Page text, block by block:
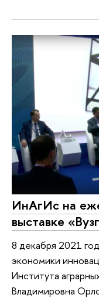
ИнАгИс на
выставке
8 декабря 2021
экономики
Института
Владимировна